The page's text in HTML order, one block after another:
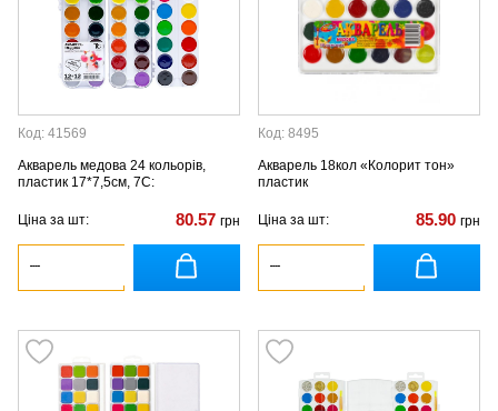
Код: 41569
Акварель медова 24 кольорів,
пластик 17*7,5см, 7С:
Ціна за шт: 80.57 грн
Код: 8495
Акварель 18кол «Колорит тон»
пластик
Ціна за шт: 85.90 грн